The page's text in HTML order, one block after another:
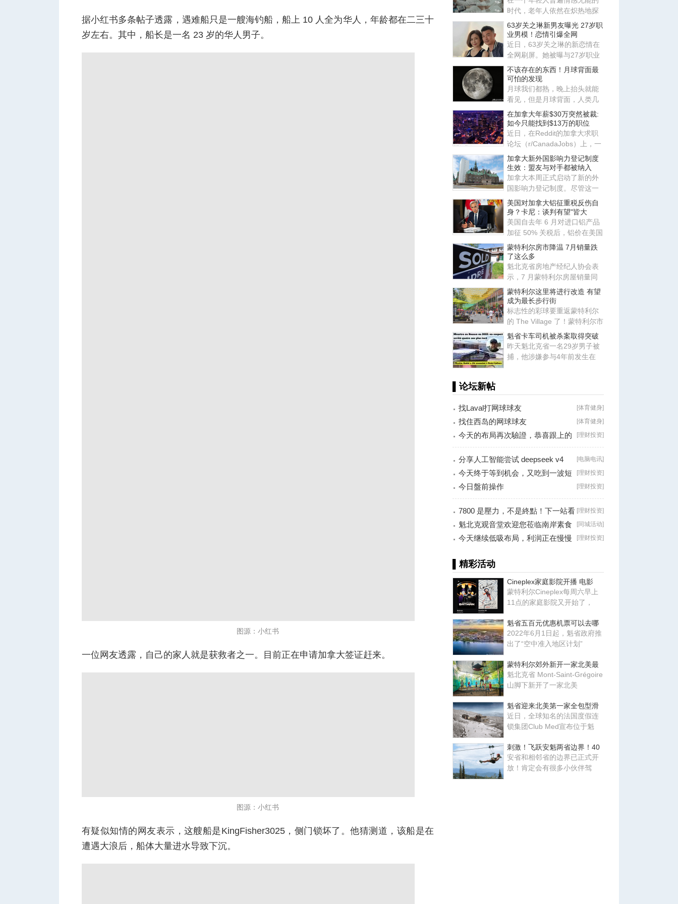
据小红书多条帖子透露，遇难船只是一艘海钓船，船上 10 人全为华人，年龄都在二三十
岁左右。其中，船长是一名 23 岁的华人男子。
图源：小红书
一位网友透露，自己的家人就是获救者之一。目前正在申请加拿大签证赶来。
图源：小红书
有疑似知情的网友表示，这艘船是KingFisher3025，侧门锁坏了。他猜测道，该船是在
遭遇大浪后，船体大量进水导致下沉。
时代，老年人依然在炽热地探
索各种关系，他们鲜活的一面
也
63岁关之琳新男友曝光 27岁职
业男模！恋情引爆全网
近日，63岁关之琳的新恋情在
全网刷屏。她被曝与27岁职业
男模Johan相恋，两人有着惊
人
不该存在的东西！月球背面最
可怕的发现
月球我们都熟，晚上抬头就能
看见，但是月球背面，人类几
千年来从来没见过，因为月球
被
在加拿大年薪$30万突然被裁:
如今只能找到$13万的职位
近日，在Reddit的加拿大求职
论坛（r/CanadaJobs）上，一
篇关于薪资断崖式下跌的帖子
引
加拿大新外国影响力登记制度
生效：盟友与对手都被纳入
加拿大本周正式启动了新的外
国影响力登记制度。尽管这一
制度原本针对中国、俄罗斯等
传
美国对加拿大铝征重税反伤自
身？卡尼：谈判有望"皆大
美国自去年 6 月对进口铝产品
加征 50% 关税后，铝价在美国
国内持续飙升。根据加拿大总
蒙特利尔房市降温 7月销量跌
了这么多
魁北克省房地产经纪人协会表
示，7 月蒙特利尔房屋销量同
比下降 10%，房地产市场出现
降
蒙特利尔这里将进行改造 有望
成为最长步行街
标志性的彩球要重返蒙特利尔
的 The Village 了！蒙特利尔市
长 Soraya Martinez Ferrad
魁省卡车司机被杀案取得突破
昨天魁北克省一名29岁男子被
捕，他涉嫌参与4年前发生在
▌论坛新帖
[体育健身]
找Laval打网球球友
[体育健身]
找住西岛的网球球友
[理财投资]
今天的布局再次驗證，恭喜跟上的
朋友！
[电脑电讯]
分享人工智能尝试 deepseek v4
falsh, 据说
[理财投资]
今天终于等到机会，又吃到一波短
线利润！
[理财投资]
今日盤前操作
[理财投资]
7800 是壓力，不是終點！下一站看
8000？
[同城活动]
魁北克观音堂欢迎您莅临南岸素食
分享会！
[理财投资]
今天继续低吸布局，利润正在慢慢
▌精彩活动
Cineplex家庭影院开播 电影
蒙特利尔Cineplex每周六早上
11点的家庭影院又开始了，
魁省五百元优惠机票可以去哪
2022年6月1日起，魁省政府推
出了“空中准入地区计划”
蒙特利尔郊外新开一家北美最
魁北克省 Mont-Saint-Grégoire
山脚下新开了一家北美
魁省迎来北美第一家全包型滑
近日，全球知名的法国度假连
锁集团Club Med宣布位于魁
刺激！飞跃安魁两省边界！40
安省和相邻省的边界已正式开
放！肯定会有很多小伙伴驾